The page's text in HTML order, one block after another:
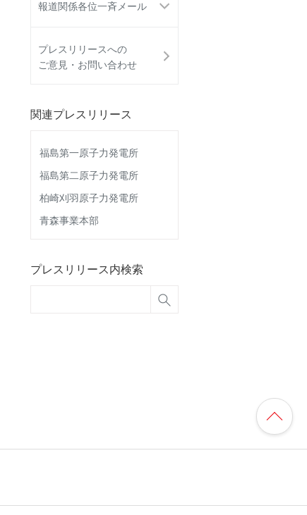
報道関係各位一斉メール
プレスリリースへの
ご意見・お問い合わせ
関連プレスリリース
福島第一原子力発電所
福島第二原子力発電所
柏崎刈羽原子力発電所
青森事業本部
プレスリリース内検索